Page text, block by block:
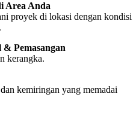
Area Anda
proyek di lokasi dengan kondisi
Pemasangan
kerangka.
kemiringan yang memadai